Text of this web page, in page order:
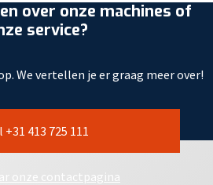
over onze machines of
service?
We vertellen je er graag meer over!
+31 413 725 111
onze contactpagina